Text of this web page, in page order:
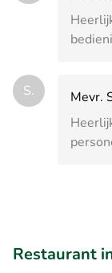
S.
Mevr.
Restaurant